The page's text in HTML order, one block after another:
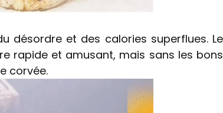
désordre et des calories superflues. Le
rapide et amusant, mais sans les bons
corvée.